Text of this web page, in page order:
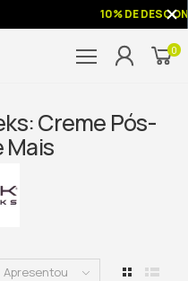
10% DE
0
Creme Pós-
Mais
Apresentou